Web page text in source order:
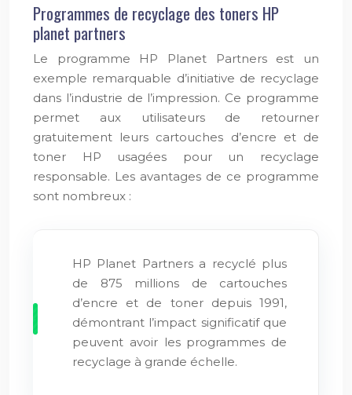
Programmes de recyclage des toners HP
planet partners
Le programme HP Planet Partners est un
exemple remarquable d’initiative de recyclage
dans l’industrie de l’impression. Ce programme
permet aux utilisateurs de retourner
gratuitement leurs cartouches d’encre et de
toner HP usagées pour un recyclage
responsable. Les avantages de ce programme
sont nombreux :
HP Planet Partners a recyclé plus
de 875 millions de cartouches
d’encre et de toner depuis 1991,
démontrant l’impact significatif que
peuvent avoir les programmes de
recyclage à grande échelle.